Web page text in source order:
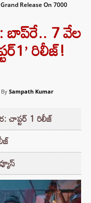
Release On 7000
బాప్‌రే.. 7 వేల
రిలీజ్!
By Sampath Kumar
చాప్టర్‌ 1 రిలీజ్